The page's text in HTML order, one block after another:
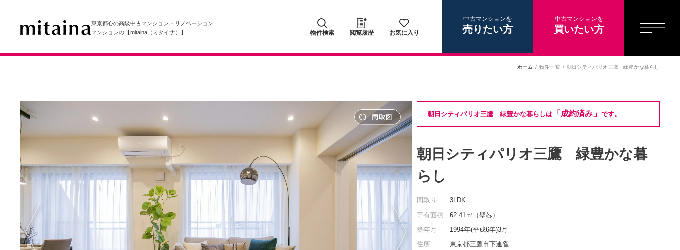
東京都心の高級中古マンション・リノベーション
マンションの【mitaina（ミタイナ）】
物件検索 閲覧履歴 お気に入り
中古マンションを
売りたい方
中古マンションを
買いたい方
ホーム 物件一覧 朝日シティパリオ三鷹 緑豊かな暮らし
朝日シティパリオ三鷹 緑豊かな暮らしは「成約済み」 です。
朝日シティパリオ三鷹 緑豊かな暮
らし
間取り
3LDK
専有面積
62.41㎡（壁芯）
築年月
1994年(平成6年)3月
住所
東京都三鷹市下連雀